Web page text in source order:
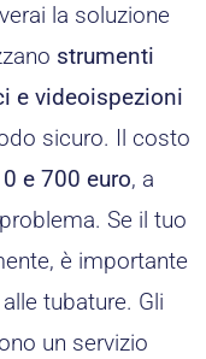
la soluzione
strumenti
e videoispezioni
sicuro. Il costo
e 700 euro, a
Se il tuo
è importante
tubature. Gli
un servizio